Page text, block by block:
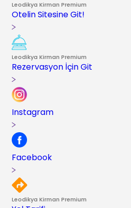
Leodikya Kirman Premium
Otelin Sitesine Git!
Leodikya Kirman Premium
Rezervasyon İçin Git
Instagram
Facebook
Leodikya Kirman Premium